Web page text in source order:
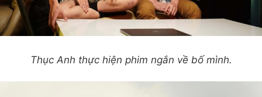
Thục Anh thực hiện phim ngắn về bố mình.